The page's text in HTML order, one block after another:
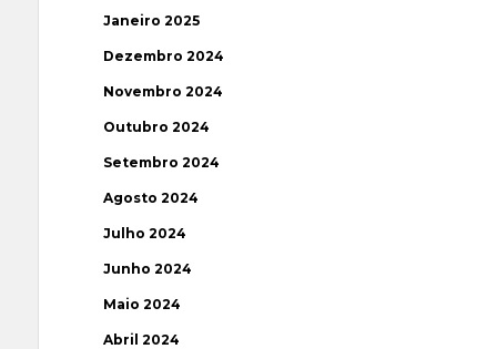
Janeiro 2025
Dezembro 2024
Novembro 2024
Outubro 2024
Setembro 2024
Agosto 2024
Julho 2024
Junho 2024
Maio 2024
Abril 2024